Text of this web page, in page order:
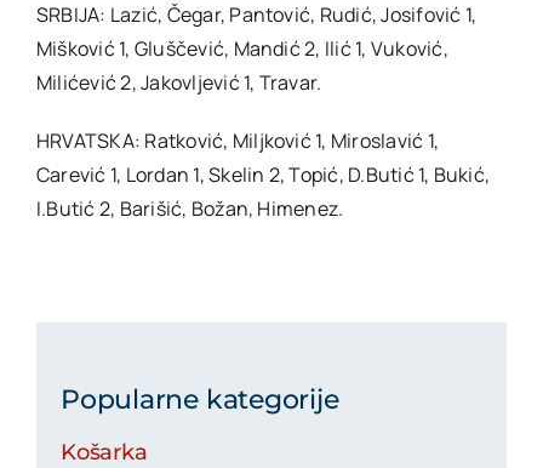
SRBIJA: Lazić, Čegar, Pantović, Rudić, Josifović 1,
Mišković 1, Gluščević, Mandić 2, Ilić 1, Vuković,
Milićević 2, Jakovljević 1, Travar.
HRVATSKA: Ratković, Miljković 1, Miroslavić 1,
Carević 1, Lordan 1, Skelin 2, Topić, D.Butić 1, Bukić,
I.Butić 2, Barišić, Božan, Himenez.
Popularne kategorije
Košarka